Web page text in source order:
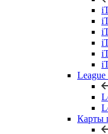
Карты